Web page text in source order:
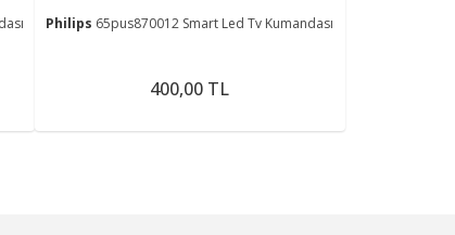
Philips 65pus870012 Smart Led Tv Kumandası
400,00 TL